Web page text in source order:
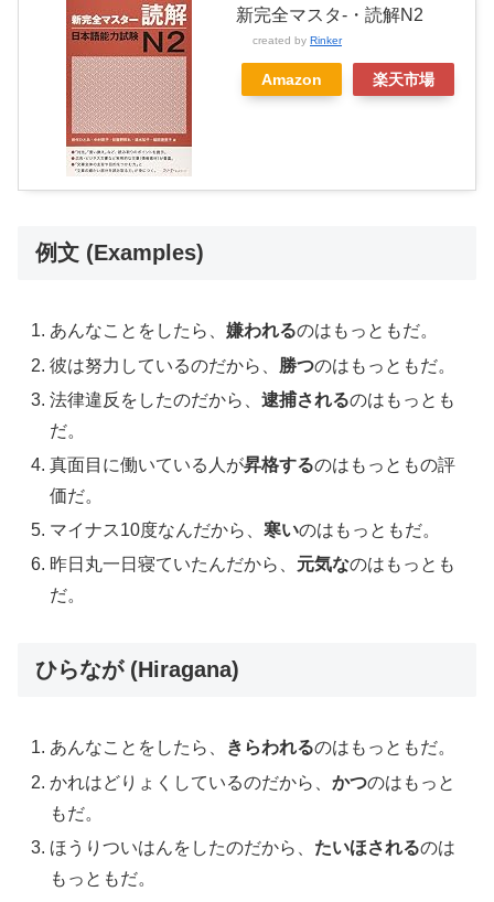
新完全マスタ-・読解N2
created by Rinker
Amazon 楽天市場
例文 (Examples)
あんなことをしたら、嫌われるのはもっともだ。
彼は努力しているのだから、 勝つのはもっともだ。
法律違反をしたのだから、逮捕されるのはもっとも
だ。
真面目に働いている人が昇格するのはもっともの評
価だ。
マイナス10度なんだから、寒いのはもっともだ。
昨日丸一日寝ていたんだから、 元気なのはもっとも
だ。
ひらなが (Hiragana)
あんなことをしたら、 きらわれるのはもっともだ。
かれはどりょくしているのだから、かつのはもっと
もだ。
ほうりついはんをしたのだから、 たいほされるのは
もっともだ。